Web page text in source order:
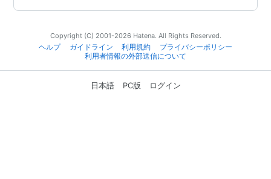
Copyright (C) 2001-2026 Hatena. All Rights Reserved.
ヘルプ
ガイドライン 利用規約
プライバシーポリシー
利用者情報の外部送信について
日本語 PC版 ログイン